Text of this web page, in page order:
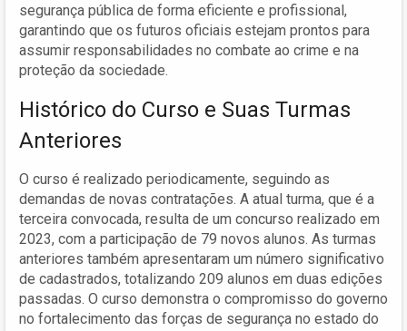
segurança pública de forma eficiente e profissional,
garantindo que os futuros oficiais estejam prontos para
assumir responsabilidades no combate ao crime e na
proteção da sociedade.
Histórico do Curso e Suas Turmas
Anteriores
O curso é realizado periodicamente, seguindo as
demandas de novas contratações. A atual turma, que é a
terceira convocada, resulta de um concurso realizado em
2023, com a participação de 79 novos alunos. As turmas
anteriores também apresentaram um número significativo
de cadastrados, totalizando 209 alunos em duas edições
passadas. O curso demonstra o compromisso do governo
no fortalecimento das forças de segurança no estado do